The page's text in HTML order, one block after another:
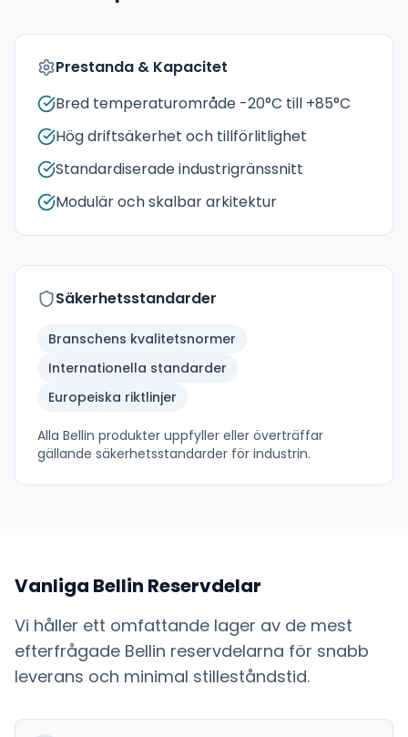
Prestanda & Kapacitet
Bred temperaturområde -20°C till +85°C
Hög driftsäkerhet och tillförlitlighet
Standardiserade industrigränssnitt
Modulär och skalbar arkitektur
Säkerhetsstandarder
Branschens kvalitetsnormer
Internationella standarder
Europeiska riktlinjer
Alla Bellin produkter uppfyller eller överträffar
gällande säkerhetsstandarder för industrin.
Vanliga Bellin Reservdelar
Vi håller ett omfattande lager av de mest
efterfrågade Bellin reservdelarna för snabb
leverans och minimal stilleståndstid.